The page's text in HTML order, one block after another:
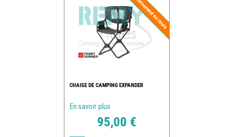
CHAISE DE CAMPING EXPANDER
En savoir plus
95,00 €